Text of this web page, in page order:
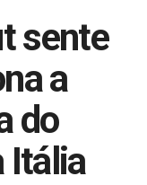
sente
a
do
Itália